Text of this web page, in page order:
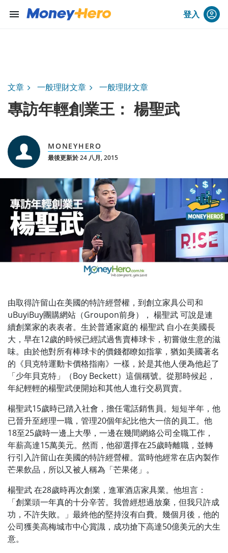
menu 登入
文章 一般理財文章 一般理財文章
專訪年輕創業王： 楊聖武
MONEYHERO
最後更新於 24 八月, 2015
由取得許留山在美國的特許經營權，到創立家具公司和
uBuyiBuy團購網站（Groupon前身）， 楊聖武 可說是連
續創業家的表表者。生於普通家庭的 楊聖武 自小在美國長
大，早在12歲的時候已經試過售賣棒球卡，初嘗做生意的滋
味。由於他對所有棒球卡的價錢都瞭如指掌，猶如美國著名
的《貝克特運動卡價格指南》一樣，於是其他人便為他起了
「少年貝克特」（Boy Beckett）這個稱號。從那時候起，
年紀輕輕的楊聖武便開始和其他人進行交易買賣。
楊聖武15歲時已踏入社會，擔任電話銷售員。短短半年，他
已晉升至經理一職，管理20個年紀比他大一倍的員工。他
18至25歲時一邊上大學，一邊在幾間網絡公司全職工作，
年薪高達15萬美元。然而，他卻選擇在25歲時離職，並轉
行引入許留山在美國的特許經營權。當時他經常在店內製作
芒果飲品，所以又被人稱為「芒果佬」。
楊聖武 在28歲時再次創業，進軍酒店家具業。他坦言：
「創業頭一年真的十分辛苦。我曾經想過放棄，但我只許成
功，不許失敗。」最終他的堅持沒有白費。幾個月後，他的
公司獲美高梅城市中心賞識，成功搶下高達50億美元的大生
意。